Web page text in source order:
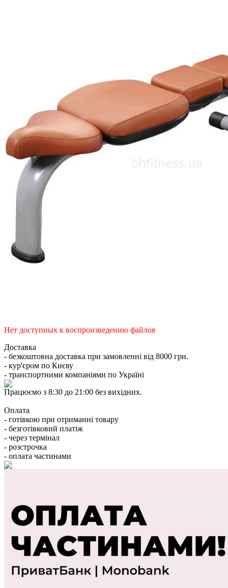
Нет доступных к воспроизведению файлов
Доставка
- безкоштовна доставка при замовленні від 8000 грн.
- кур'єром по Києву
- транспортними компаніями по Україні
Працюємо з 8:30 до 21:00 без вихідних.
Оплата
- готівкою при отриманні товару
- безготівковий платіж
- через термінал
- розстрочка
- оплата частинами